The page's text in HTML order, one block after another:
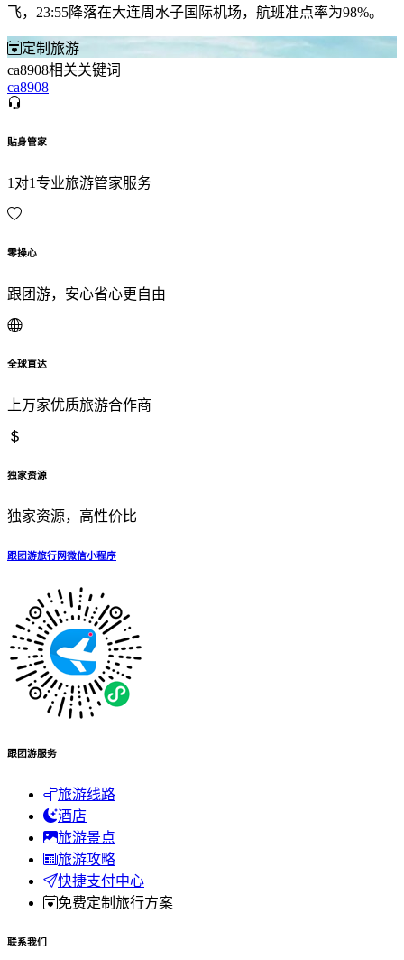
飞，23:55降落在大连周水子国际机场，航班准点率为98%。
定制旅游
ca8908相关关键词
ca8908
贴身管家
1对1专业旅游管家服务
零操心
跟团游，安心省心更自由
全球直达
上万家优质旅游合作商
独家资源
独家资源，高性价比
跟团游旅行网微信小程序
跟团游服务
旅游线路
酒店
旅游景点
旅游攻略
快捷支付中心
免费定制旅行方案
联系我们